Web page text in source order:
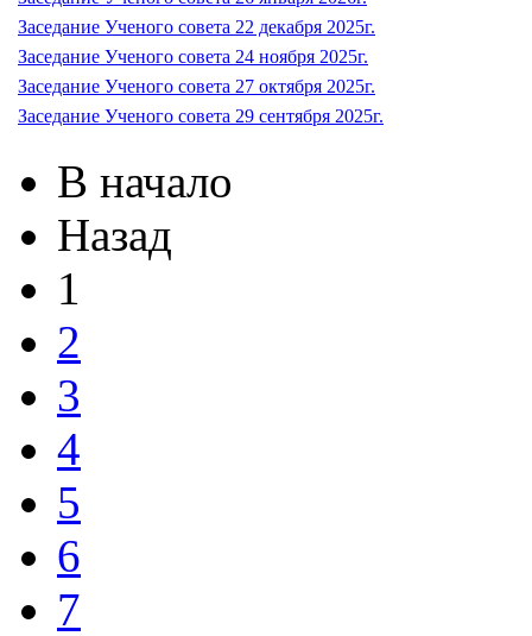
Заседание Ученого совета 22 декабря 2025г.
Заседание Ученого совета 24 ноября 2025г.
Заседание Ученого совета 27 октября 2025г.
Заседание Ученого совета 29 сентября 2025г.
В начало
Назад
1
2
3
4
5
6
7